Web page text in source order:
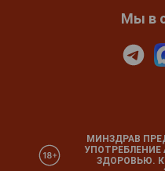
Мы в
МИНЗДРАВ
ЗДОРОВЬЮ.